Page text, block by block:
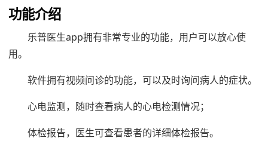
功能介绍
乐普医生app拥有非常专业的功能，用户可以放心使
用。
软件拥有视频问诊的功能，可以及时询问病人的症状。
心电监测，随时查看病人的心电检测情况；
体检报告，医生可查看患者的详细体检报告。